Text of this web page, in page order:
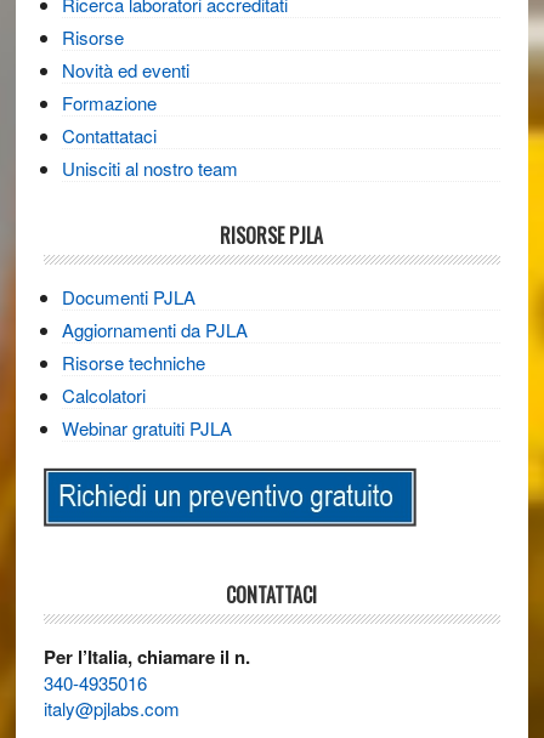
Risorse
Novità ed eventi
Formazione
Contattataci
Unisciti al nostro team
RISORSE PJLA
Documenti PJLA
Aggiornamenti da PJLA
Risorse techniche
Calcolatori
Webinar gratuiti PJLA
CONTATTACI
Per l’Italia, chiamare il n.
340-4935016
italy@pjlabs.com